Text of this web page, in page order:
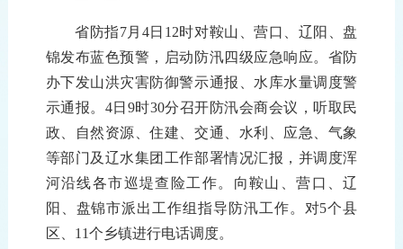
省防指7月4日12时对鞍山、营口、辽阳、盘
锦发布蓝色预警，启动防汛四级应急响应。 省防
办下发山洪灾害防御警示通报、水库水量调度警
示通报。 4日 9时30分召开防汛会商会议，听取民
政、自然资源、住建、交通、水利、应急、气象
等部门及辽水集团工作部署情况汇报，并调度浑
河沿线各市巡堤查险工作。向鞍山、营口、辽
阳、盘锦市派出工作组指导防汛工作。对5个县
区、 11个乡镇进行电话调度。